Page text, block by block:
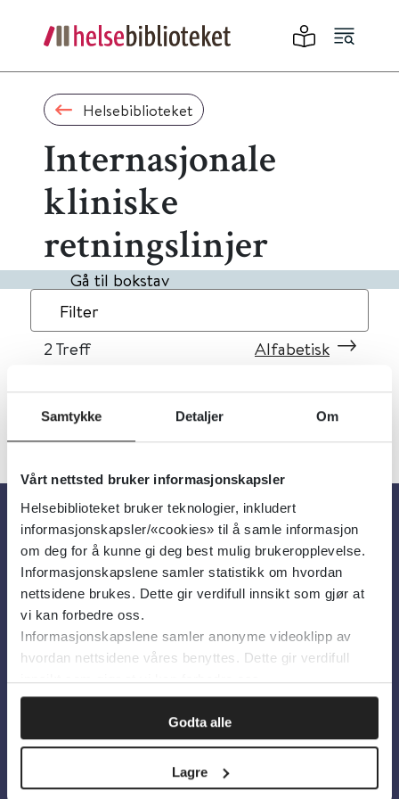
Samtykke Detaljer Om
Vårt nettsted bruker informasjonskapsler
Helsebiblioteket bruker teknologier, inkludert
informasjonskapsler/«cookies» til å samle informasjon
om deg for å kunne gi deg best mulig brukeropplevelse.
Informasjonskapslene samler statistikk om hvordan
nettsidene brukes. Dette gir verdifull innsikt som gjør at
vi kan forbedre oss.
Informasjonskapslene samler anonyme videoklipp av
hvordan nettsidene våres benyttes. Dette gir verdifull
innsikt som gjør at vi kan forbedre oss.
Godta alle
Lagre
Helsebiblioteket
Internasjonale
kliniske
retningslinjer
Gå til bokstav
Filter
2 Treff Alfabetisk
Om oss
Om Helsebiblioteket
Personvern og informasjonskapsler
Tilgjengelighetserklæring
Information in English
Bilder fra Colourbox.com